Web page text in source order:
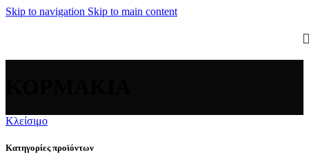
Skip to navigation Skip to main content
Κλείσιμο
Κατηγορίες προϊόντων